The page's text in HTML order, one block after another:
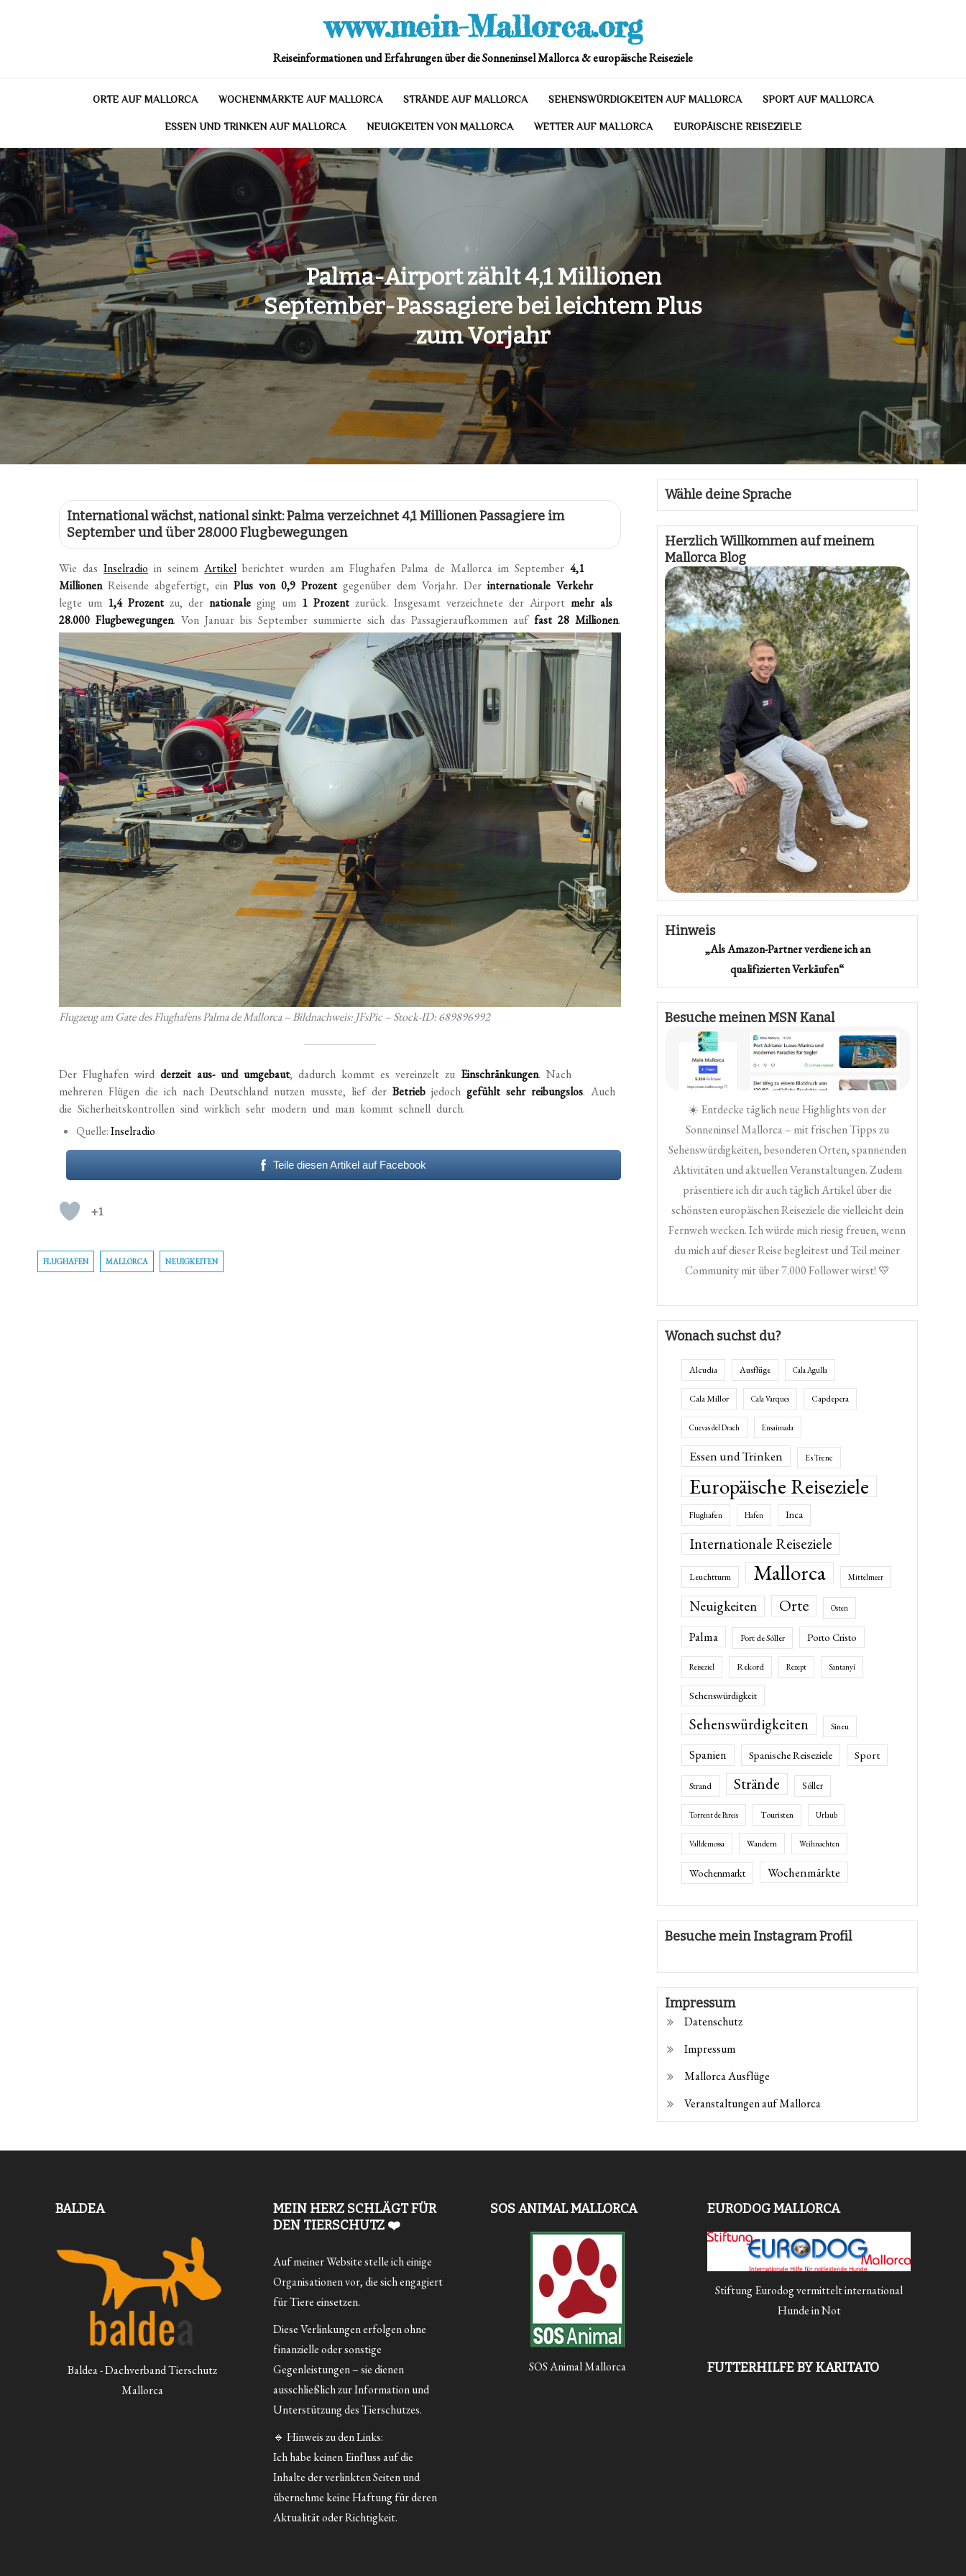
www.mein-Mallorca.org
Reiseinformationen und Erfahrungen über die Sonneninsel Mallorca & europäische Reiseziele
ORTE AUF MALLORCA WOCHENMÄRKTE AUF MALLORCA STRÄNDE AUF MALLORCA SEHENSWÜRDIGKEITEN AUF MALLORCA SPORT AUF MALLORCA
ESSEN UND TRINKEN AUF MALLORCA NEUIGKEITEN VON MALLORCA WETTER AUF MALLORCA EUROPÄISCHE REISEZIELE
Palma-Airport zählt 4,1 Millionen
September-Passagiere bei leichtem Plus
zum Vorjahr
International wächst, national sinkt: Palma verzeichnet 4,1 Millionen Passagiere im
September und über 28.000 Flugbewegungen
Wie dasInselradio in seinemArtikel berichtet wurden am Flughafen Palma de Mallorca im September4,1
MillionenReisende abgefertigt, einPlus von 0,9 Prozent gegenüber dem Vorjahr. Derinternationale Verkehr
legte um 1,4 Prozent zu, dernationale ging um 1 Prozent zurück. Insgesamt verzeichnete der Airportmehr als
28.000 Flugbewegungen. Von Januar bis September summierte sich das Passagieraufkommen auffast 28 Millionen.
Flugzeug am Gate des Flughafens Palma de Mallorca – Bildnachweis: JFsPic – Stock-ID: 689896992
Der Flughafen wirdderzeit aus- und umgebaut; dadurch kommt es vereinzelt zu Einschränkungen. Nach
mehreren Flügen die ich nach Deutschland nutzen musste, lief derBetrieb jedochgefühlt sehr reibungslos. Auch
die Sicherheitskontrollen sind wirklich sehr modern und man kommt schnell durch.
Quelle:Inselradio
Teile diesen Artikel auf Facebook
+1
FLUGHAFEN MALLORCA NEUIGKEITEN
Wähle deine Sprache
Herzlich Willkommen auf meinem
Mallorca Blog
Hinweis
„Als Amazon-Partner verdiene ich an
qualifizierten Verkäufen“
Besuche meinen MSN Kanal
☀️ Entdecke täglich neue Highlights von der
Sonneninsel Mallorca – mit frischen Tipps zu
Sehenswürdigkeiten, besonderen Orten, spannenden
Aktivitäten und aktuellen Veranstaltungen. Zudem
präsentiere ich dir auch täglich Artikel über die
schönsten europäischen Reiseziele die vielleicht dein
Fernweh wecken. Ich würde mich riesig freuen, wenn
du mich auf dieser Reise begleitest und Teil meiner
Community mit über 7.000 Follower wirst! 💛
Wonach suchst du?
Alcudia Ausflüge Cala Agulla
Cala Millor Cala Varques Capdepera
Cuevas del Drach Ensaimada
Essen und Trinken Es Trenc
Europäische Reiseziele
Flughafen Hafen Inca
Internationale Reiseziele
Leuchtturm Mallorca Mittelmeer
Neuigkeiten Orte Osten
Palma Port de Sóller Porto Cristo
Reiseziel Rekord Rezept Santanyí
Sehenswürdigkeit
Sehenswürdigkeiten Sineu
Spanien Spanische Reiseziele Sport
Strand Strände Sóller
Torrent de Pareis Touristen Urlaub
Valldemossa Wandern Weihnachten
Wochenmarkt Wochenmärkte
Besuche mein Instagram Profil
Impressum
Datenschutz
Impressum
Mallorca Ausflüge
Veranstaltungen auf Mallorca
BALDEA
Baldea - Dachverband Tierschutz
Mallorca
MEIN HERZ SCHLÄGT FÜR
DEN TIERSCHUTZ ❤️
Auf meiner Website stelle ich einige
Organisationen vor, die sich engagiert
für Tiere einsetzen.
Diese Verlinkungen erfolgen ohne
finanzielle oder sonstige
Gegenleistungen – sie dienen
ausschließlich zur Information und
Unterstützung des Tierschutzes.
🔹 Hinweis zu den Links:
Ich habe keinen Einfluss auf die
Inhalte der verlinkten Seiten und
übernehme keine Haftung für deren
Aktualität oder Richtigkeit.
SOS ANIMAL MALLORCA
SOS Animal Mallorca
EURODOG MALLORCA
Stiftung Eurodog vermittelt international
Hunde in Not
FUTTERHILFE BY KARITATO